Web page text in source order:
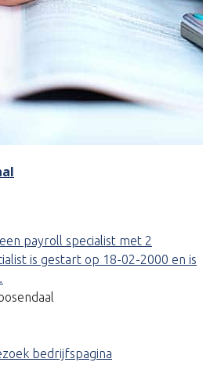
payroll specialist met 2
is gestart op 18-02-2000 en is
bedrijfspagina